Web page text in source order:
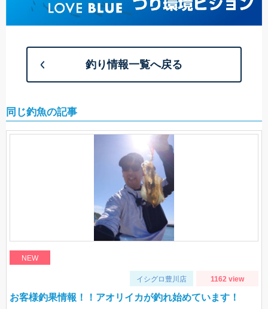
釣り情報一覧へ戻る
同じ釣魚の記事
NEW
イシグロ豊川店 1162 view
お客様釣果情報！！アオリイカが釣れ始めています！